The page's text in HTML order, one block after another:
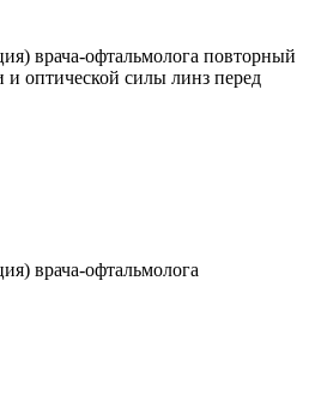
врача-офтальмолога повторный
и оптической силы линз перед
врача-офтальмолога